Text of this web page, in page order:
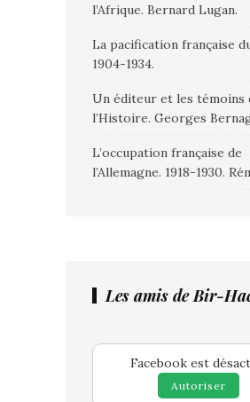
l’Afrique. Bernard Lugan.
La pacification française
1904-1934.
Un éditeur et les témoins
l’Histoire. Georges
L’occupation française de
l’Allemagne. 1918-1930.
Les amis de Bir-
Facebook est
Autoriser